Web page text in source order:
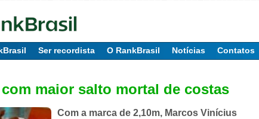
Ser recordista O RankBrasil Notícias Contatos
maior salto mortal de costas
Com a marca de 2,10m, Marcos Vinícius